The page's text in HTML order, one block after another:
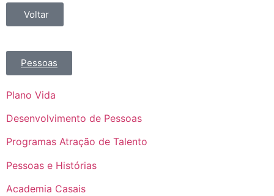
Voltar
Pessoas
Plano Vida
Desenvolvimento de Pessoas
Programas Atração de Talento
Pessoas e Histórias
Academia Casais